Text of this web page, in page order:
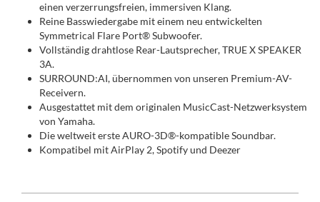
einen verzerrungsfreien, immersiven Klang.
Reine Basswiedergabe mit einem neu entwickelten
Symmetrical Flare Port® Subwoofer.
Vollständig drahtlose Rear-Lautsprecher, TRUE X SPEAKER
3A.
SURROUND:AI, übernommen von unseren Premium-AV-
Receivern.
Ausgestattet mit dem originalen MusicCast-Netzwerksystem
von Yamaha.
Die weltweit erste AURO-3D®-kompatible Soundbar.
Kompatibel mit AirPlay 2, Spotify und Deezer